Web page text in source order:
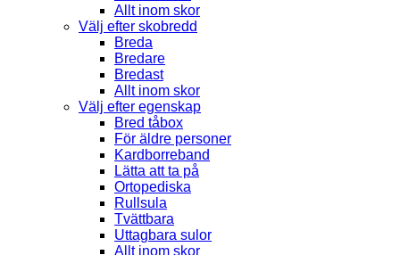
Allt inom skor
Välj efter skobredd
Breda
Bredare
Bredast
Allt inom skor
Välj efter egenskap
Bred tåbox
För äldre personer
Kardborreband
Lätta att ta på
Ortopediska
Rullsula
Tvättbara
Uttagbara sulor
Allt inom skor